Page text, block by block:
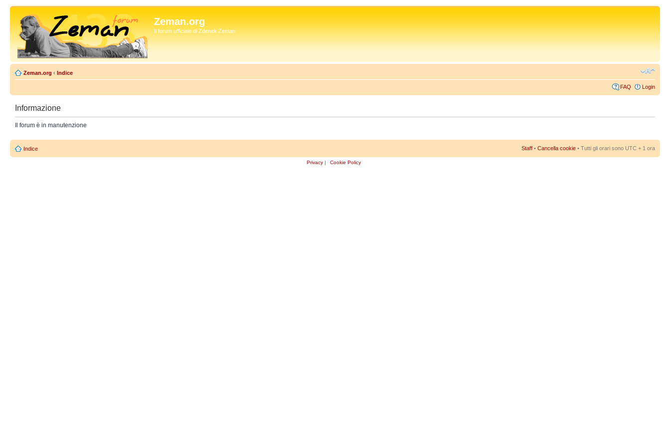
Zeman.org
Il forum ufficiale di Zdenek Zeman
Zeman.org ‹ Indice
FAQ Login
Informazione
Il forum è in manutenzione
Indice Staff • Cancella cookie • Tutti gli orari sono UTC + 1 ora
Privacy | Cookie Policy